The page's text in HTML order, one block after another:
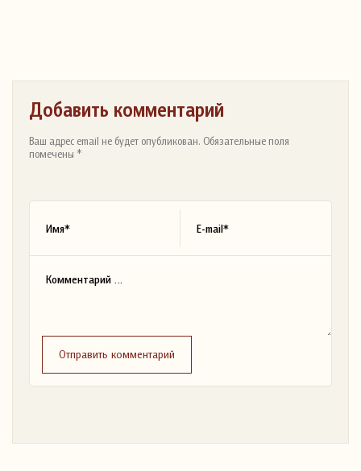
Добавить комментарий
Ваш адрес email не будет опубликован. Обязательные поля
помечены *
Отправить комментарий